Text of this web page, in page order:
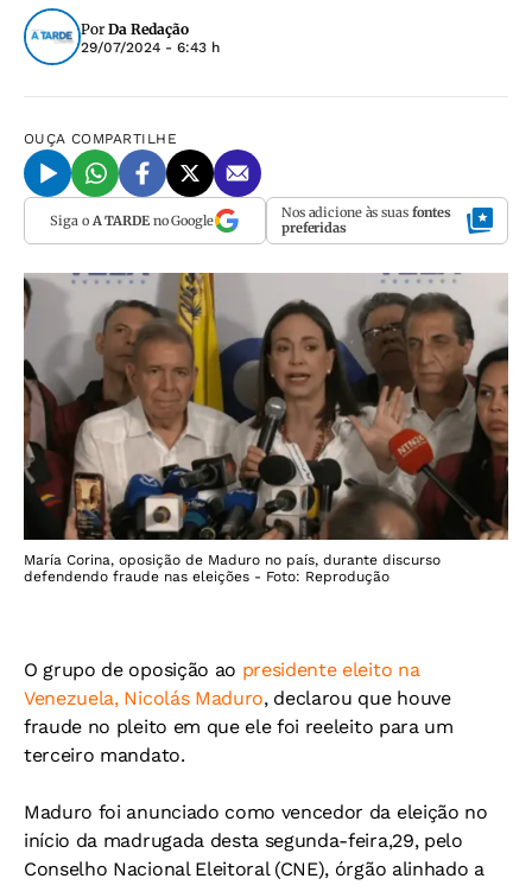
Por Da Redação
29/07/2024 - 6:43 h
OUÇA COMPARTILHE
Siga o A TARDEno Google Nos adicione às suas fontes
preferidas
María Corina, oposição de Maduro no país, durante discurso
defendendo fraude nas eleições - Foto: Reprodução
O grupo de oposição ao presidente eleito na
Venezuela, Nicolás Maduro, declarou que houve
fraude no pleito em que ele foi reeleito para um
terceiro mandato.
Maduro foi anunciado como vencedor da eleição no
início da madrugada desta segunda-feira,29, pelo
Conselho Nacional Eleitoral (CNE), órgão alinhado a